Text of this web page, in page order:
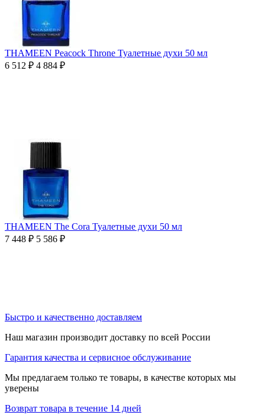
THAMEEN Peacock Throne Туалетные духи 50 мл
6 512 ₽ 4 884 ₽
THAMEEN The Cora Туалетные духи 50 мл
7 448 ₽ 5 586 ₽
Быстро и качественно доставляем
Наш магазин производит доставку по всей России
Гарантия качества и сервисное обслуживание
Мы предлагаем только те товары, в качестве которых мы
уверены
Возврат товара в течение 14 дней